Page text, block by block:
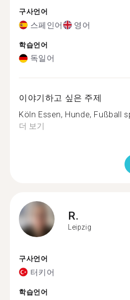
구사언어
스페인어 영어
학습언어
독일어
이야기하고 싶은 주제
Köln Essen, Hunde, Fußball
더 보기
R.
Leipzig
구사언어
터키어
학습언어